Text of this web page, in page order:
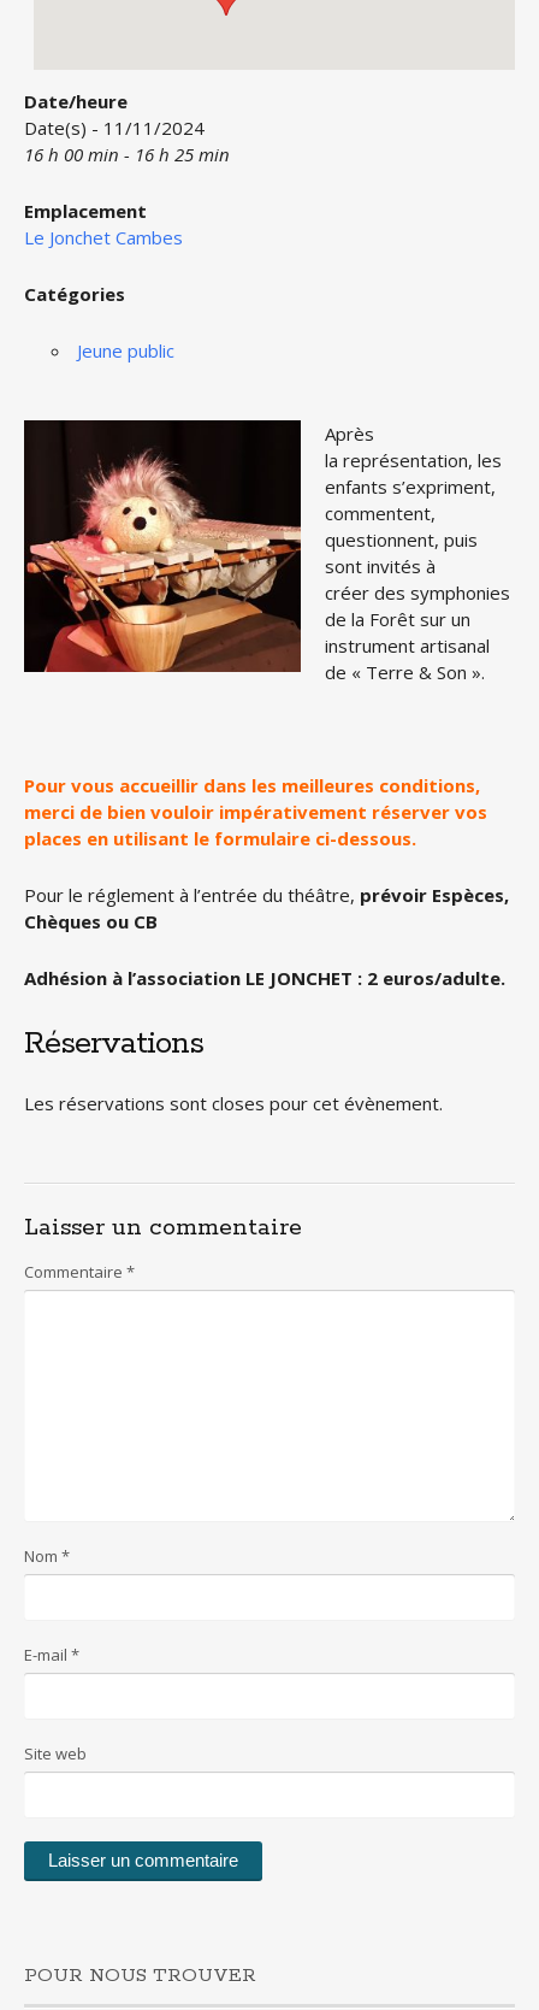
Date/heure
Date(s) - 11/11/2024
16 h 00 min - 16 h 25 min
Emplacement
Le Jonchet Cambes
Catégories
Jeune public
Après
la représentation, les
enfants s’expriment,
commentent,
questionnent, puis
sont invités à
créer des symphonies
de la Forêt sur un
instrument artisanal
de « Terre & Son ».
Pour vous accueillir dans les meilleures conditions,
merci de bien vouloir impérativement réserver vos
places en utilisant le formulaire ci-dessous.
Pour le réglement à l’entrée du théâtre, prévoir Espèces,
Chèques ou CB
Adhésion à l’association LE JONCHET : 2 euros/adulte.
Réservations
Les réservations sont closes pour cet évènement.
Laisser un commentaire
Commentaire *
Nom *
E-mail *
Site web
POUR NOUS TROUVER